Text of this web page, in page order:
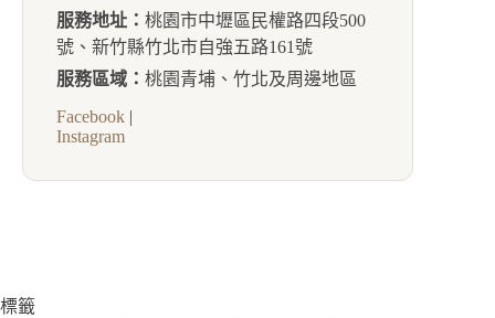
服務地址： 桃園市中壢區民權路四段500
號、新竹縣竹北市自強五路161號
服務區域： 桃園青埔、竹北及周邊地區
Facebook |
Instagram
標籤